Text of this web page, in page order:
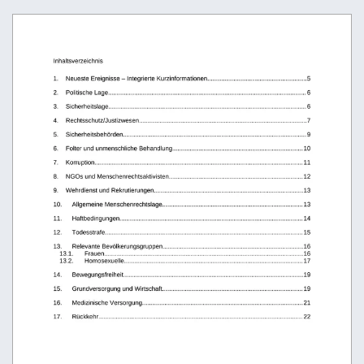
Inhaltsverzeichnis
1.
Neueste Ereignisse – Integrierte Kurzinformationen.........................................................5
2.
Politische Lage.................................................................................................................. 6
3.
Sicherheitslage.................................................................................................................. 6
4.
Rechtsschutz/Justizwesen.................................................................................................7
5.
Sicherheitsbehörden.......................................................................................................... 9
6.
Folter und unmenschliche Behandlung........................................................................... 10
7.
Korruption........................................................................................................................ 11
8.
NGOs und Menschenrechtsaktivisten............................................................................. 12
9.
Wehrdienst und Rekrutierungen......................................................................................13
10.
Allgemeine Menschenrechtslage................................................................................. 13
11.
Haftbedingungen.......................................................................................................... 14
12.
Todesstrafe.................................................................................................................. 15
13.
Relevante Bevölkerungsgruppen.................................................................................16
13.1.
Frauen...................................................................................................................16
13.2.
Homosexuelle....................................................................................................... 17
14.
Bewegungsfreiheit........................................................................................................19
15.
Grundversorgung und Wirtschaft................................................................................. 19
16.
Medizinische Versorgung............................................................................................. 21
17.
Rückkehr...................................................................................................................... 22